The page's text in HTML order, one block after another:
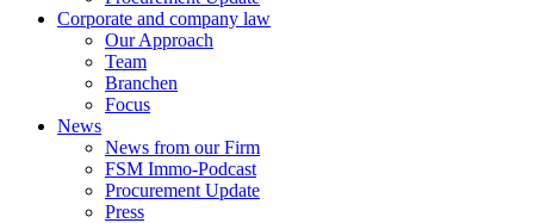
Corporate and company law
Our Approach
Team
Branchen
Focus
News
News from our Firm
FSM Immo-Podcast
Procurement Update
Press